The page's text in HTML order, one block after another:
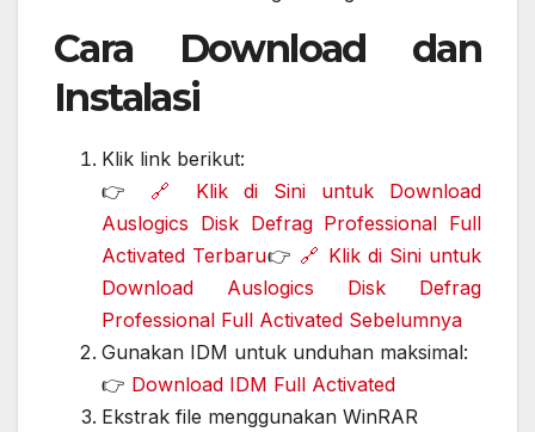
Cara Download dan
Instalasi
Klik link berikut:
👉
🔗 Klik di Sini untuk Download
Auslogics Disk Defrag Professional Full
Activated Terbaru👉 🔗 Klik di Sini untuk
Download Auslogics Disk Defrag
Professional Full Activated Sebelumnya
Gunakan IDM untuk unduhan maksimal:
👉 Download IDM Full Activated
Ekstrak file menggunakan WinRAR